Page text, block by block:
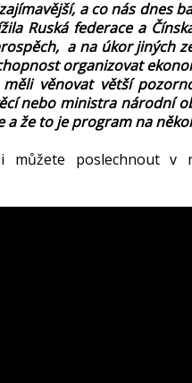
a co nás dnes
Ruská federace a
a na úkor jiných
organizovat
věnovat větší
nebo ministra národní
a že to je program na
můžete poslechnout v